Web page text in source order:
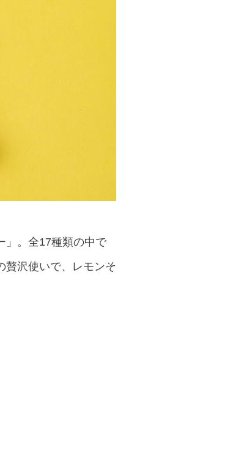
」。全17種類の中で
贅沢使いで、レモンそ